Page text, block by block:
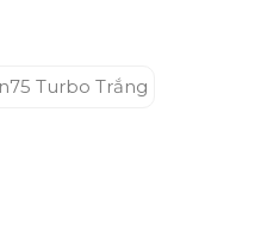
Turbo Trắng